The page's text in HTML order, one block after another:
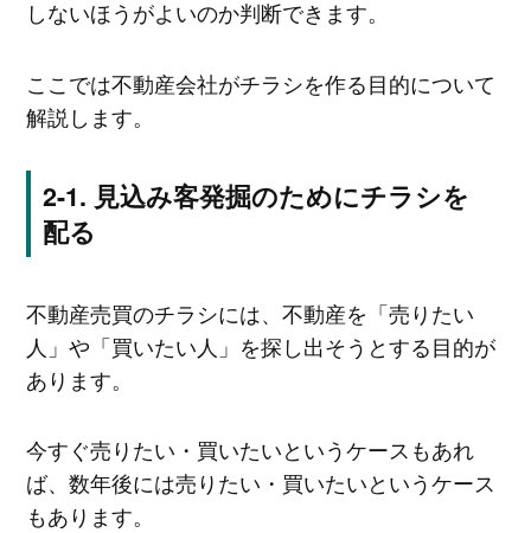
しないほうがよいのか判断できます。
ここでは不動産会社がチラシを作る目的について
解説します。
見込み客発掘のためにチラシを
配る
不動産売買のチラシには、不動産を「売りたい
人」や「買いたい人」を探し出そうとする目的が
あります。
今すぐ売りたい・買いたいというケースもあれ
ば、数年後には売りたい・買いたいというケース
もあります。